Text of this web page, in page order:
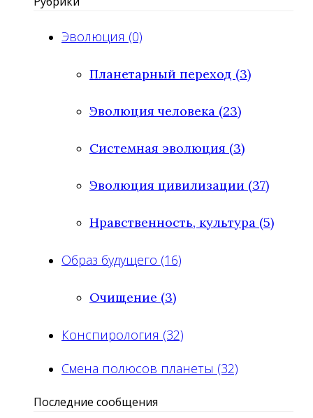
Эволюция (0)
Планетарный переход (3)
Эволюция человека (23)
Системная эволюция (3)
Эволюция цивилизации (37)
Нравственность, культура (5)
Образ будущего (16)
Очищение (3)
Конспирология (32)
Смена полюсов планеты (32)
Последние сообщения